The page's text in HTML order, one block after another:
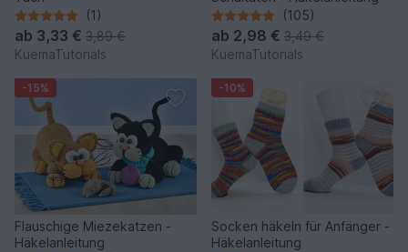
(1)
ab 3,33 € 3,89 €
KuemaTutorials
(105)
ab 2,98 € 3,49 €
KuemaTutorials
-15%
Flauschige Miezekatzen -
Häkelanleitung
-10%
Socken häkeln für Anfänger -
Häkelanleitung